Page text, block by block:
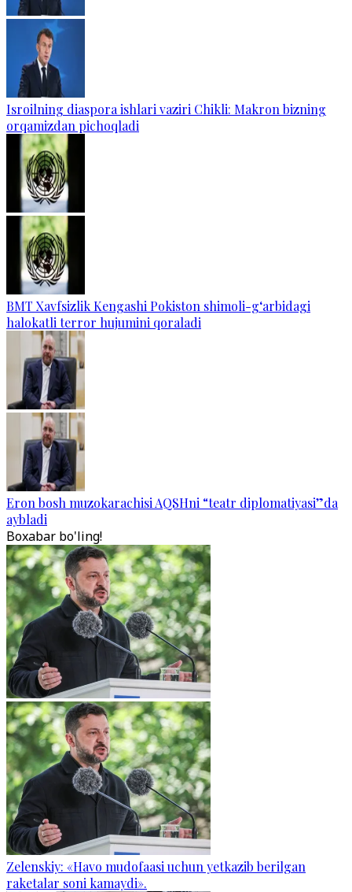
Isroilning diaspora ishlari vaziri Chikli: Makron bizning
orqamizdan pichoqladi
BMT Xavfsizlik Kengashi Pokiston shimoli-g‘arbidagi
halokatli terror hujumini qoraladi
Eron bosh muzokarachisi AQSHni “teatr diplomatiyasi”da
aybladi
Boxabar bo'ling!
Zelenskiy: «Havo mudofaasi uchun yetkazib berilgan
raketalar soni kamaydi».